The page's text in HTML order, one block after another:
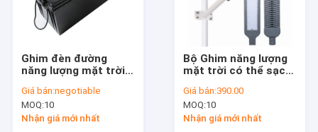
Tham quan nhà máy
Yêu cầu báo giá
Ghim đèn đường
năng lượng mặt trời
Liti Ion 12V EV
Giá bán:negotiable
MOQ:10
Nhận giá mới nhất
Bộ Ghim năng lượng
mặt trời có thể sạc
12V 100Ah Liti Ion
Giá bán:390.00
MOQ:10
Nhận giá mới nhất